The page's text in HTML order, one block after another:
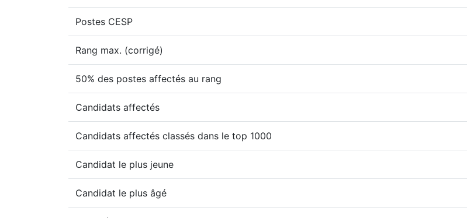
Postes CESP
Rang max. (corrigé)
50% des postes affectés au rang
Candidats affectés
Candidats affectés classés dans le top 1000
Candidat le plus jeune
Candidat le plus âgé